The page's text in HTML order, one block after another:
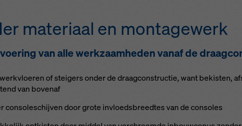
materiaal en mon­ta­ge­werk
van al­le werkzaam­he­den van­af de
of stei­gers on­der de draag­con­struc­tie, want be­kis­ten,
van boven­af
con­so­le­schij­ven door gro­te in­vloeds­breed­tes van de con­so­les